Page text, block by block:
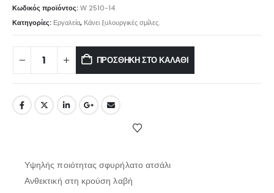
Κωδικός προϊόντος:W 2510-14
Κατηγορίες: Εργαλεία, Κάνει ξυλουργικές σμίλες.
ΠΡΟΣΘΉΚΗ ΣΤΟ ΚΑΛΆΘΙ
Υψηλής ποιότητας σφυρήλατο ατσάλι
Ανθεκτική στη κρούση λαβή